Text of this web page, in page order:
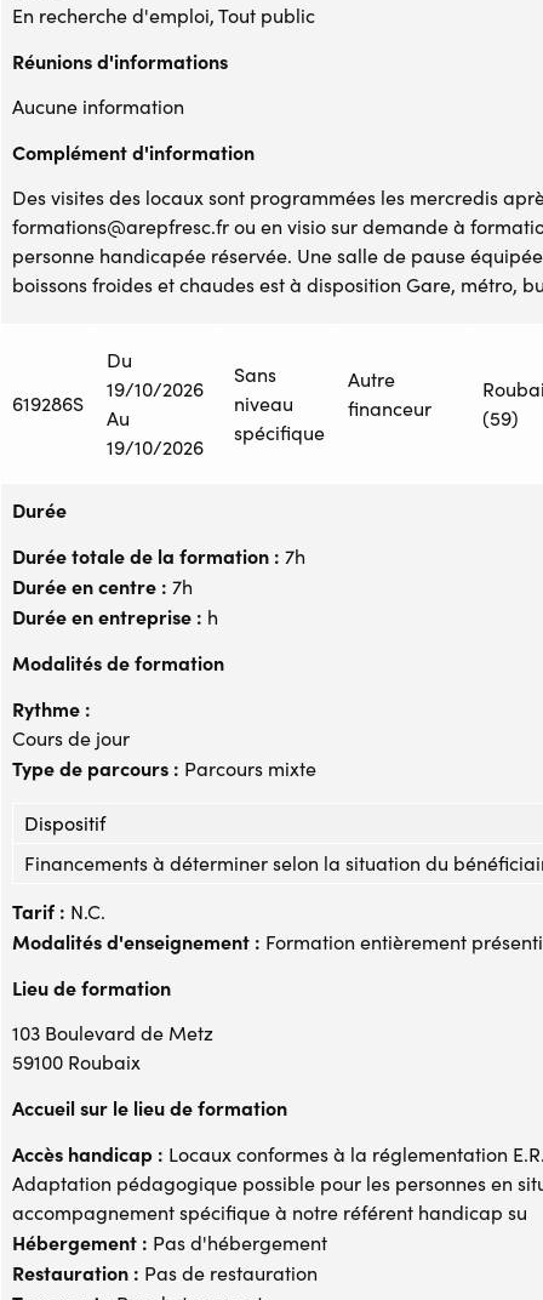
En recherche d'emploi, Tout public
Réunions d'informations
Aucune information
Complément d'information
Des visites des locaux sont programmées les mercredis
formations@arepfresc.fr ou en visio sur demande à
personne handicapée réservée. Une salle de pause
boissons froides et chaudes est à disposition Gare, métro,
619286S
Du
19/10/2026
Au
19/10/2026
Sans
niveau
spécifique
Autre
financeur
(59)
Durée
Durée totale de la formation : 7h
Durée en centre : 7h
Durée en entreprise : h
Modalités de formation
Rythme :
Cours de jour
Type de parcours : Parcours mixte
Dispositif
Financements à déterminer selon la situation du
Tarif : N.C.
Modalités d'enseignement : Formation entièrement
Lieu de formation
103 Boulevard de Metz
59100 Roubaix
Accueil sur le lieu de formation
Accès handicap : Locaux conformes à la réglementation
Adaptation pédagogique possible pour les personnes en
accompagnement spécifique à notre référent handicap su
Hébergement : Pas d'hébergement
Restauration : Pas de restauration